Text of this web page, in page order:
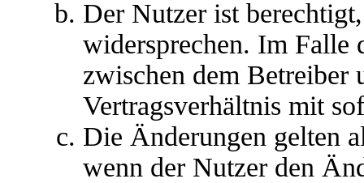
Der Nutzer ist
widersprechen. Im Falle
zwischen dem Betreiber
Vertragsverhältnis mit
Die Änderungen gelten
wenn der Nutzer den